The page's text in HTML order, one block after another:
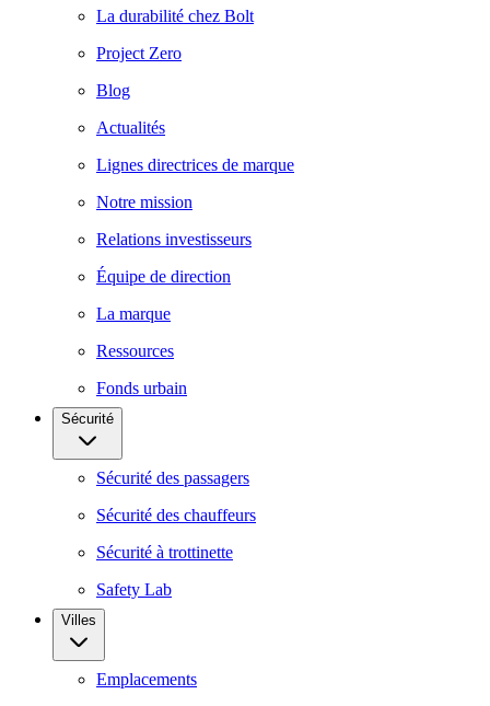
La durabilité chez Bolt
Project Zero
Blog
Actualités
Lignes directrices de marque
Notre mission
Relations investisseurs
Équipe de direction
La marque
Ressources
Fonds urbain
Sécurité
Sécurité des passagers
Sécurité des chauffeurs
Sécurité à trottinette
Safety Lab
Villes
Emplacements